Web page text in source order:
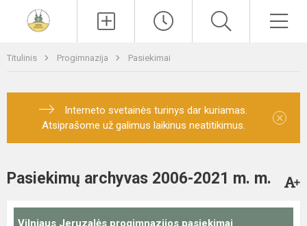
Titulinis Progimnazija Pasiekimai
Interneto svetainės turinys dar kuriamas.
Atsiprašome už galimus laikinus neatitikimus.
×
Pasiekimų archyvas 2006-2021 m. m.
Vilniaus Jeruzalės progimnazijos pasiekimai